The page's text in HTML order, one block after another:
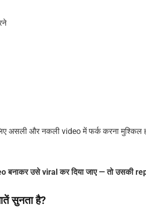
असली और नकली video में फर्क करना मुश्किल
बनाकर उसे viral कर दिया जाए — तो उसकी
सुनता है?